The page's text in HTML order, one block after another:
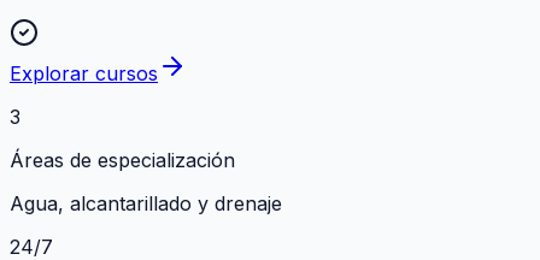
Explorar cursos
3
Áreas de especialización
Agua, alcantarillado y drenaje
24/7